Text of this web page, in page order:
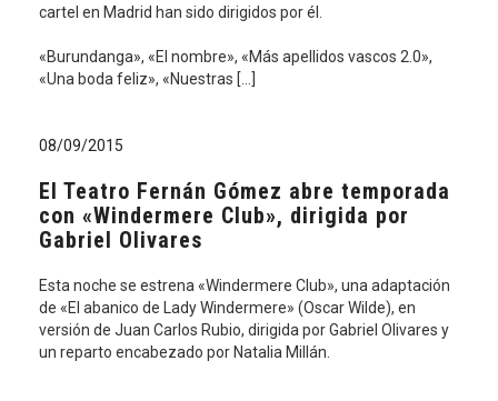
cartel en Madrid han sido dirigidos por él.
«Burundanga», «El nombre», «Más apellidos vascos 2.0»,
«Una boda feliz», «Nuestras […]
08/09/2015
El Teatro Fernán Gómez abre temporada
con «Windermere Club», dirigida por
Gabriel Olivares
Esta noche se estrena «Windermere Club», una adaptación
de «El abanico de Lady Windermere» (Oscar Wilde), en
versión de Juan Carlos Rubio, dirigida por Gabriel Olivares y
un reparto encabezado por Natalia Millán.